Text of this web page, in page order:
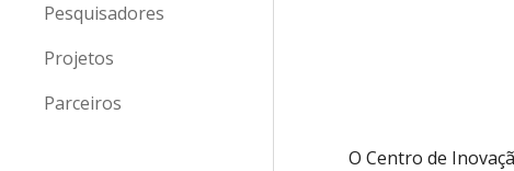
Pesquisadores
Projetos
Parceiros
O Centro de